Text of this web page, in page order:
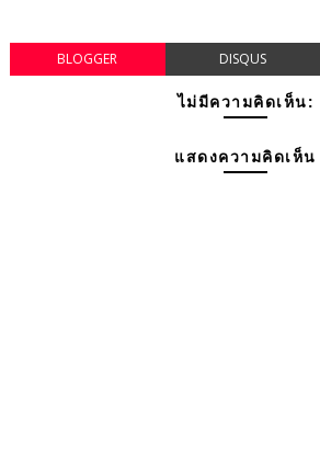
BLOGGER DISQUS
ไม่มีความคิดเห็น:
แสดงความคิดเห็น